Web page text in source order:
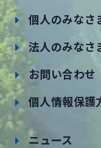
個人のみなさ
法人のみなさ
お問い合わせ
個人情報保護
ニュース